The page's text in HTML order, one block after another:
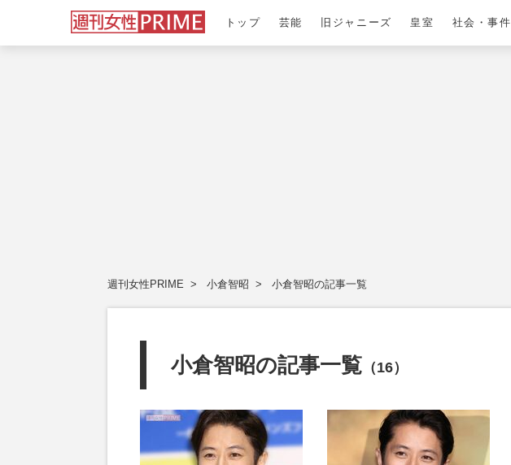
トップ 芸能 旧ジャニーズ 皇室 社会・事件
週刊女性PRIME 小倉智昭 小倉智昭の記事一覧
小倉智昭の記事一覧 （16）